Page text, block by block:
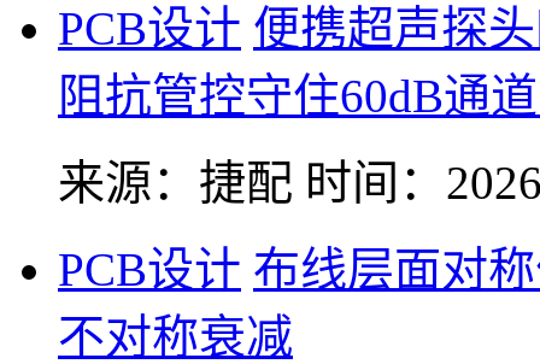
PCB设计 便携超声探
阻抗管控守住60dB通
来源：捷配 时间：
PCB设计 布线层面对
不对称衰减